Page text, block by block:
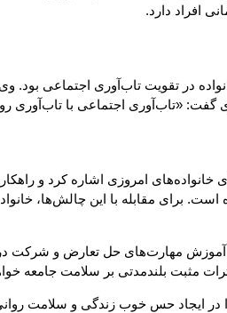
افراد دارد.
در تقویت تاب‌آوری اجتماعی بود.
گفت: «تاب‌آوری اجتماعی با
امروزی اشاره کرد و
برای مقابله با این چالش‌ها،
آموزش مهارت‌های حل تعارض و شرکت
مثبت بلندمدتی بر سلامت جامعه
را در ایجاد حس خوب زندگی و سلامت